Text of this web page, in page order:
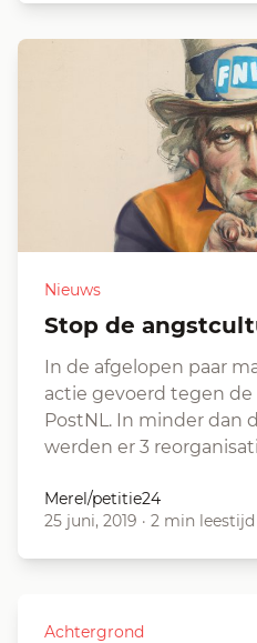
Nieuws
Stop de
In de afgelopen paar
actie gevoerd tegen
PostNL. In minder dan
werden er 3
Merel/petitie24
25 juni, 2019 · 2 min leestijd
Achtergrond